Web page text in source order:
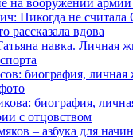
на вооружении армии
Никогда не считала
рассказала вдова
навка. Личная
биография, личная
биография,
с отцовством
– азбука для